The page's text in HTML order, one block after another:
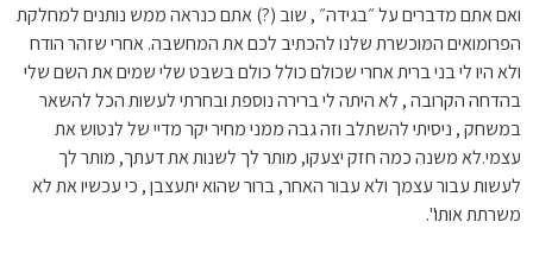
ואם אתם מדברים על ״בגידה״ , שוב (?) אתם כנראה ממש נותנים למחלקת
הפרומואים המוכשרת שלנו להכתיב לכם את המחשבה. אחרי שזהר הודח
ולא היו לי בני ברית אחרי שכולם כולל כולם בשבט שלי שמים את השם שלי
בהדחה הקרובה , לא היתה לי ברירה נוספת ובחרתי לעשות הכל להשאר
במשחק , ניסיתי להשתלב וזה גבה ממני מחיר יקר מדיי של לנטוש את
עצמי.לא משנה כמה חזק יצעקו, מותר לך לשנות את דעתך, מותר לך
לעשות עבור עצמך ולא עבור האחר, ברור שהוא יתעצבן , כי עכשיו את לא
משרתת אותו".